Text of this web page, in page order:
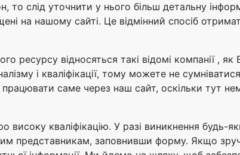
то слід уточнити у нього більш детальну
на нашому сайті. Це відмінний спосіб
ресурсу відносяться такі відомі компанії ,
і кваліфікації, тому можете не
саме через наш сайт, оскільки тут
високу кваліфікацію. У разі виникнення будь-
представникам, заповнивши форму. Якщо